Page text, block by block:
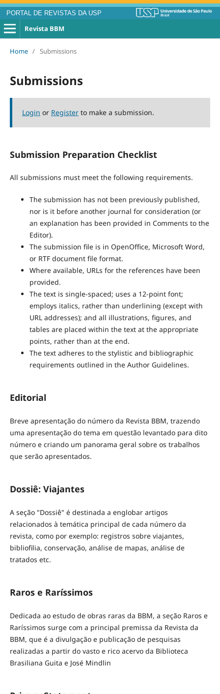
PORTAL DE REVISTAS DA USP
Revista BBM
Home / Submissions
Submissions
Login or Registerto make a submission.
Submission Preparation Checklist
All submissions must meet the following requirements.
The submission has not been previously published,
nor is it before another journal for consideration (or
an explanation has been provided in Comments to the
Editor).
The submission file is in OpenOffice, Microsoft Word,
or RTF document file format.
Where available, URLs for the references have been
provided.
The text is single-spaced; uses a 12-point font;
employs italics, rather than underlining (except with
URL addresses); and all illustrations, figures, and
tables are placed within the text at the appropriate
points, rather than at the end.
The text adheres to the stylistic and bibliographic
requirements outlined in the Author Guidelines.
Editorial
Breve apresentação do número da Revista BBM, trazendo
uma apresentação do tema em questão levantado para dito
número e criando um panorama geral sobre os trabalhos
que serão apresentados.
Dossiê: Viajantes
A seção "Dossiê" é destinada a englobar artigos
relacionados à temática principal de cada número da
revista, como por exemplo: registros sobre viajantes,
bibliofilia, conservação, análise de mapas, análise de
tratados etc.
Raros e Raríssimos
Dedicada ao estudo de obras raras da BBM, a seção Raros e
Raríssimos surge com a principal premissa da Revista da
BBM, que é a divulgação e publicação de pesquisas
realizadas a partir do vasto e rico acervo da Biblioteca
Brasiliana Guita e José Mindlin